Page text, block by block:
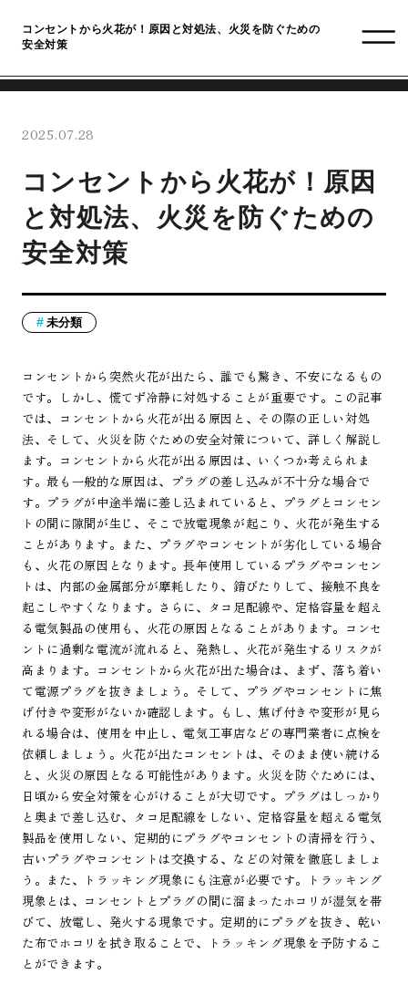
コンセントから火花が！原因と対処法、火災を防ぐための
安全対策
2025.07.28
コンセントから火花が！原因
と対処法、火災を防ぐための
安全対策
未分類
コンセントから突然火花が出たら、誰でも驚き、不安になるもの
です。しかし、慌てず冷静に対処することが重要です。この記事
では、コンセントから火花が出る原因と、その際の正しい対処
法、そして、火災を防ぐための安全対策について、詳しく解説し
ます。コンセントから火花が出る原因は、いくつか考えられま
す。最も一般的な原因は、プラグの差し込みが不十分な場合で
す。プラグが中途半端に差し込まれていると、プラグとコンセン
トの間に隙間が生じ、そこで放電現象が起こり、火花が発生する
ことがあります。また、プラグやコンセントが劣化している場合
も、火花の原因となります。長年使用しているプラグやコンセン
トは、内部の金属部分が摩耗したり、錆びたりして、接触不良を
起こしやすくなります。さらに、タコ足配線や、定格容量を超え
る電気製品の使用も、火花の原因となることがあります。コンセ
ントに過剰な電流が流れると、発熱し、火花が発生するリスクが
高まります。コンセントから火花が出た場合は、まず、落ち着い
て電源プラグを抜きましょう。そして、プラグやコンセントに焦
げ付きや変形がないか確認します。もし、焦げ付きや変形が見ら
れる場合は、使用を中止し、電気工事店などの専門業者に点検を
依頼しましょう。火花が出たコンセントは、そのまま使い続ける
と、火災の原因となる可能性があります。火災を防ぐためには、
日頃から安全対策を心がけることが大切です。プラグはしっかり
と奥まで差し込む、タコ足配線をしない、定格容量を超える電気
製品を使用しない、定期的にプラグやコンセントの清掃を行う、
古いプラグやコンセントは交換する、などの対策を徹底しましょ
う。また、トラッキング現象にも注意が必要です。トラッキング
現象とは、コンセントとプラグの間に溜まったホコリが湿気を帯
びて、放電し、発火する現象です。定期的にプラグを抜き、乾い
た布でホコリを拭き取ることで、トラッキング現象を予防するこ
とができます。